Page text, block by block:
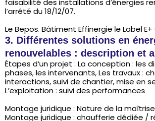
faisabilité des installations d’énergies
l’arrêté du 18/12/07.
Le Bepos. Bâtiment Effinergie le Label
3. Différentes solutions en
renouvelables : description et
Étapes d’un projet : La conception : les
phases, les intervenants, Les travaux :
interactions, suivi de chantier, mise en
L’exploitation : suivi des performances
Montage juridique : Nature de la
Montage juridique : chaufferie dédiée /